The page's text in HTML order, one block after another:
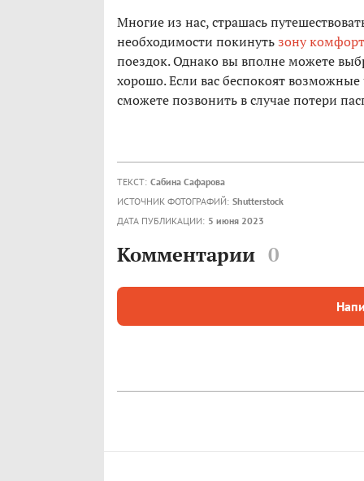
Многие из нас, страшась
необходимости покинутьзону
поездок. Однако вы вполне можете
хорошо. Если вас беспокоят
сможете позвонить в случае потери
ТЕКСТ: Сабина Сафарова
ИСТОЧНИК ФОТОГРАФИЙ: Shutterstock
ДАТА ПУБЛИКАЦИИ: 5 июня 2023
Комментарии 0